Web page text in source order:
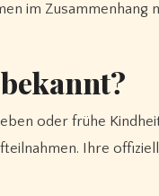
im Zusammenhang
oder frühe
Ihre